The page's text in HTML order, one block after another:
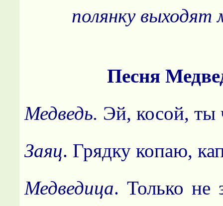
полянку выходят
Песня
Медведь. Эй, косой, ты
Заяц. Грядку копаю,
Медведица. Только не